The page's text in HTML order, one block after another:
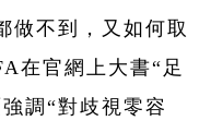
做不到，又如何取
在官網上大書“足
調“對歧視零容